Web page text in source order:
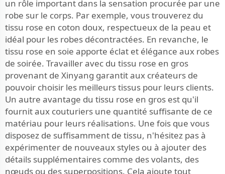
un rôle important dans la sensation procurée par une
robe sur le corps. Par exemple, vous trouverez du
tissu rose en coton doux, respectueux de la peau et
idéal pour les robes décontractées. En revanche, le
tissu rose en soie apporte éclat et élégance aux robes
de soirée. Travailler avec du tissu rose en gros
provenant de Xinyang garantit aux créateurs de
pouvoir choisir les meilleurs tissus pour leurs clients.
Un autre avantage du tissu rose en gros est qu'il
fournit aux couturiers une quantité suffisante de ce
matériau pour leurs réalisations. Une fois que vous
disposez de suffisamment de tissu, n'hésitez pas à
expérimenter de nouveaux styles ou à ajouter des
détails supplémentaires comme des volants, des
nœuds ou des superpositions. Cela ajoute tout